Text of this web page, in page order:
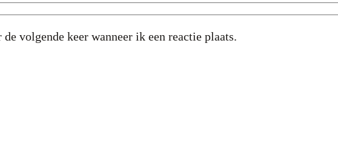
volgende keer wanneer ik een reactie plaats.